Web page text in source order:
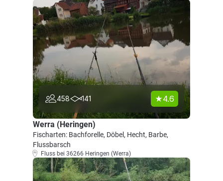
458 141 4.6
Werra (Heringen)
Fischarten: Bachforelle, Döbel, Hecht, Barbe,
Flussbarsch
Fluss bei 36266 Heringen (Werra)